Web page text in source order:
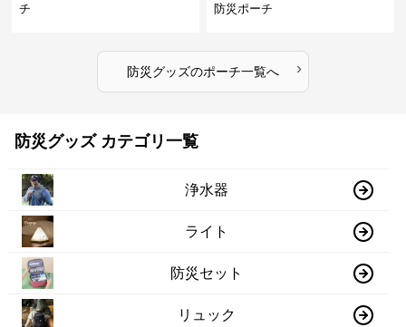
チ 防災ポーチ
防災グッズのポーチ一覧へ ›
防災グッズ カテゴリ一覧
浄水器
ライト
防災セット
リュック